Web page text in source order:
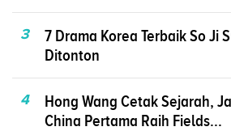
3
7 Drama Korea Terbaik So Ji
Ditonton
4
Hong Wang Cetak Sejarah,
China Pertama Raih Fields...